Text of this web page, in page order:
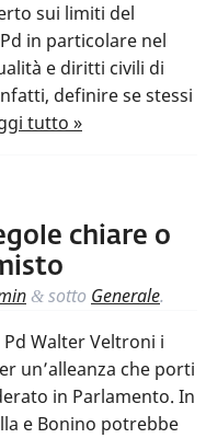
sui limiti del
in particolare nel
e diritti civili di
definire se stessi
tutto »
chiare o
& sotto Generale.
Walter Veltroni i
un’alleanza che porti
in Parlamento. In
e Bonino potrebbe